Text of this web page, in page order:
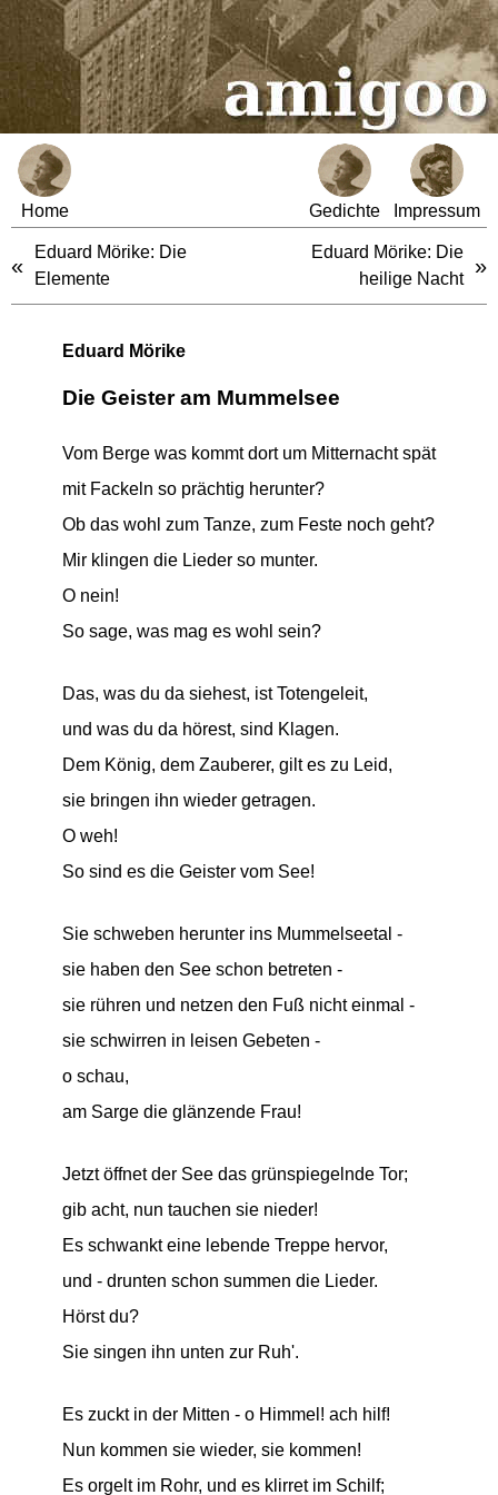
Home Gedichte Impressum
«
Eduard Mörike: Die
Elemente
Eduard Mörike: Die
heilige Nacht
»
Eduard Mörike
Die Geister am Mummelsee
Vom Berge was kommt dort um Mitternacht spät
mit Fackeln so prächtig herunter?
Ob das wohl zum Tanze, zum Feste noch geht?
Mir klingen die Lieder so munter.
O nein!
So sage, was mag es wohl sein?
Das, was du da siehest, ist Totengeleit,
und was du da hörest, sind Klagen.
Dem König, dem Zauberer, gilt es zu Leid,
sie bringen ihn wieder getragen.
O weh!
So sind es die Geister vom See!
Sie schweben herunter ins Mummelseetal -
sie haben den See schon betreten -
sie rühren und netzen den Fuß nicht einmal -
sie schwirren in leisen Gebeten -
o schau,
am Sarge die glänzende Frau!
Jetzt öffnet der See das grünspiegelnde Tor;
gib acht, nun tauchen sie nieder!
Es schwankt eine lebende Treppe hervor,
und - drunten schon summen die Lieder.
Hörst du?
Sie singen ihn unten zur Ruh'.
Es zuckt in der Mitten - o Himmel! ach hilf!
Nun kommen sie wieder, sie kommen!
Es orgelt im Rohr, und es klirret im Schilf;